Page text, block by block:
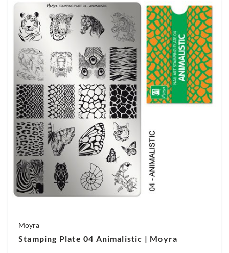
Moyra
Stamping Plate 04 Animalistic | Moyra